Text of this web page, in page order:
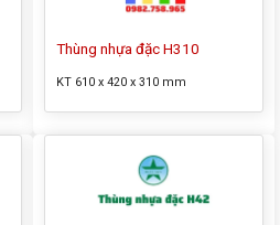
Thùng nhựa đặc H310
KT 610 x 420 x 310 mm